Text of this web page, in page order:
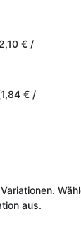
€ /
€ /
aus.